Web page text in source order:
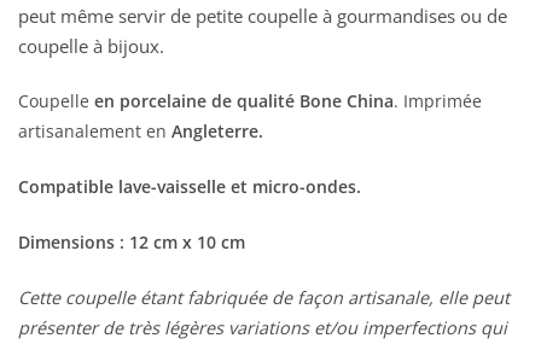
peut même servir de petite coupelle à gourmandises ou de
coupelle à bijoux.
Coupelle en porcelaine de qualité Bone China. Imprimée
artisanalement en Angleterre.
Compatible lave-vaisselle et micro-ondes.
Dimensions : 12 cm x 10 cm
Cette coupelle étant fabriquée de façon artisanale, elle peut
présenter de très légères variations et/ou imperfections qui